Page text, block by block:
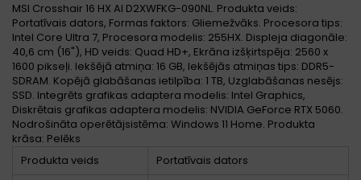
MSI Crosshair 16 HX AI D2XWFKG-090NL. Produkta veids:
Portatīvais dators, Formas faktors: Gliemežvāks. Procesora tips:
Intel Core Ultra 7, Procesora modelis: 255HX. Displeja diagonāle:
40,6 cm (16"), HD veids: Quad HD+, Ekrāna izšķirtspēja: 2560 x
1600 pikseļi. Iekšējā atmiņa: 16 GB, Iekšējās atmiņas tips: DDR5-
SDRAM. Kopējā glabāšanas ietilpība: 1 TB, Uzglabāšanas nesējs:
SSD. Integrēts grafikas adaptera modelis: Intel Graphics,
Diskrētais grafikas adaptera modelis: NVIDIA GeForce RTX 5060.
Nodrošināta operētājsistēma: Windows 11 Home. Produkta
krāsa: Pelēks
Produkta veids
Portatīvais dators